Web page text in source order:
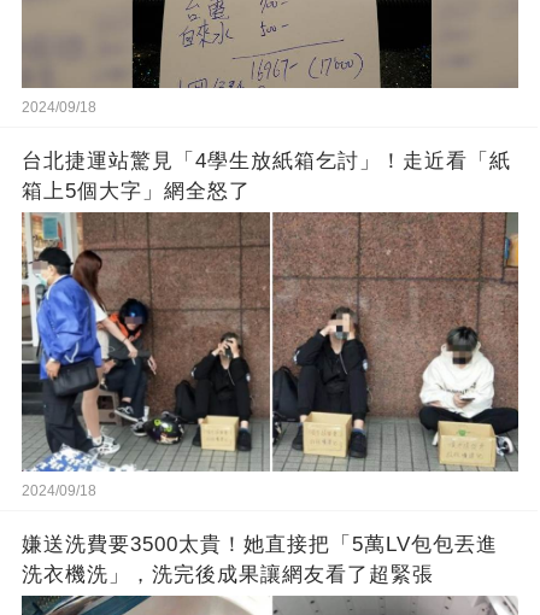
2024/09/18
台北捷運站驚見「4學生放紙箱乞討」！走近看「紙
箱上5個大字」網全怒了
2024/09/18
嫌送洗費要3500太貴！她直接把「5萬LV包包丟進
洗衣機洗」，洗完後成果讓網友看了超緊張